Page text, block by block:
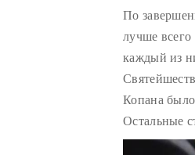
По
лучше
каждый из
Копана
Остальные